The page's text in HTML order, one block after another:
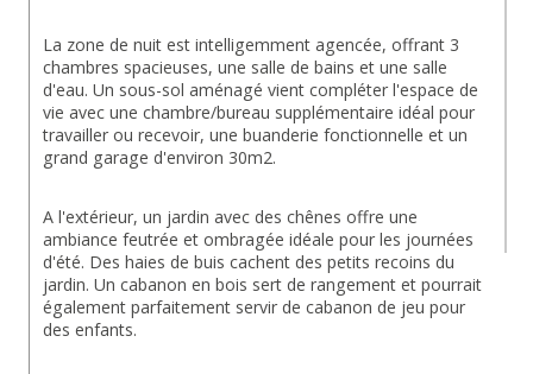
La zone de nuit est intelligemment agencée, offrant 3
chambres spacieuses, une salle de bains et une salle
d'eau. Un sous-sol aménagé vient compléter l'espace de
vie avec une chambre/bureau supplémentaire idéal pour
travailler ou recevoir, une buanderie fonctionnelle et un
grand garage d'environ 30m2.
A l'extérieur, un jardin avec des chênes offre une
ambiance feutrée et ombragée idéale pour les journées
d'été. Des haies de buis cachent des petits recoins du
jardin. Un cabanon en bois sert de rangement et pourrait
également parfaitement servir de cabanon de jeu pour
des enfants.